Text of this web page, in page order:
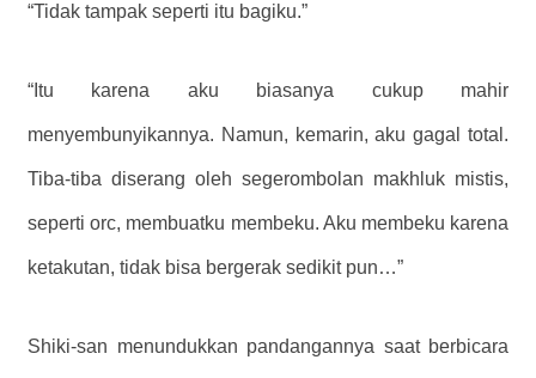
“Tidak tampak seperti itu bagiku.”
“Itu karena aku biasanya cukup mahir
menyembunyikannya. Namun, kemarin, aku gagal total.
Tiba-tiba diserang oleh segerombolan makhluk mistis,
seperti orc, membuatku membeku. Aku membeku karena
ketakutan, tidak bisa bergerak sedikit pun…”
Shiki-san menundukkan pandangannya saat berbicara